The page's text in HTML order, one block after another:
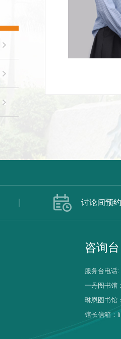
讨论间预约
咨询台
服务台电话:
一丹图书馆
琳恩图书馆
馆长信箱：